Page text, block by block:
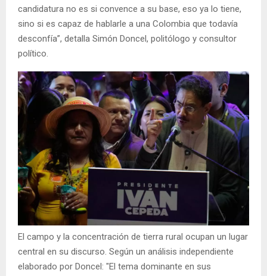
candidatura no es si convence a su base, eso ya lo tiene,
sino si es capaz de hablarle a una Colombia que todavía
desconfía”, detalla Simón Doncel, politólogo y consultor
político.
El campo y la concentración de tierra rural ocupan un lugar
central en su discurso. Según un análisis independiente
elaborado por Doncel: "El tema dominante en sus